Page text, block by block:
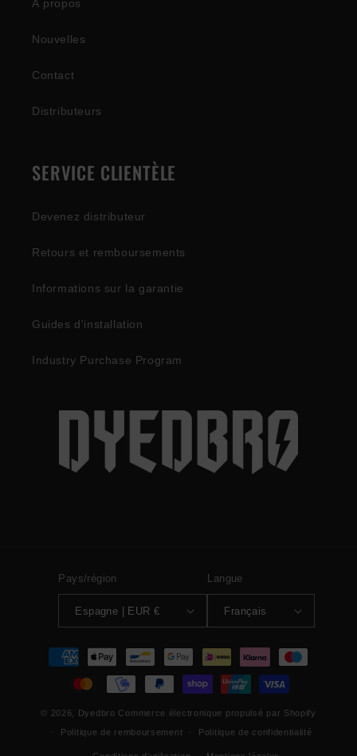
À propos
Nouvelles
Contact
Distributeurs
SERVICE CLIENTÈLE
Devenez distributeur
Retours et remboursements
Informations sur la garantie
Guides d'installation
Industry Purchase Program
Pays/région
Espagne | EUR €
Langue
Français
Moyens
paiement
© 2026, Dyedbro Commerce électronique propulsé par Shopify
Politique de remboursement
Politique de confidentialité